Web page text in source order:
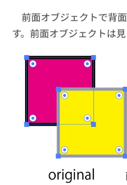
前面オブジェクトで背
す。前面オブジェクトは見